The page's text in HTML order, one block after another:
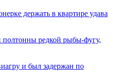
держать в квартире удава
редкой рыбы-фугу,
и был задержан по